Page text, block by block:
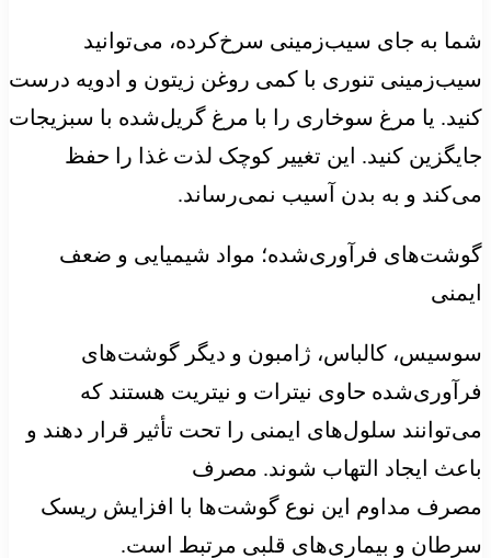
شما به جای سیب‌زمینی سرخ‌کرده، می‌توانید
سیب‌زمینی تنوری با کمی روغن زیتون و ادویه درست
کنید. یا مرغ سوخاری را با مرغ گریل‌شده با سبزیجات
جایگزین کنید. این تغییر کوچک لذت غذا را حفظ
می‌کند و به بدن آسیب نمی‌رساند.
گوشت‌های فرآوری‌شده؛ مواد شیمیایی و ضعف
ایمنی
سوسیس، کالباس، ژامبون و دیگر گوشت‌های
فرآوری‌شده حاوی نیترات و نیتریت هستند که
می‌توانند سلول‌های ایمنی را تحت تأثیر قرار دهند و
باعث ایجاد التهاب شوند. مصرف
مصرف مداوم این نوع گوشت‌ها با افزایش ریسک
سرطان و بیماری‌های قلبی مرتبط است.